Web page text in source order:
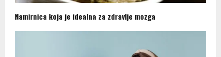
Namirnica koja je idealna za zdravlje mozga